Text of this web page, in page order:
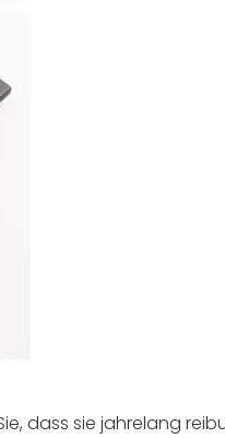
dass sie jahrelang